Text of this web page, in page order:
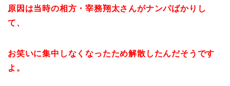
原因は当時の相方・宰務翔太さんがナンパばかりし
て、
お笑いに集中しなくなったため解散したんだそうです
よ。